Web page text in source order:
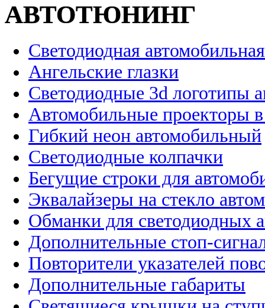
АВТОТЮНИНГ
Светодиодная
Ангельские глазки
Светодиодные 3d логотипы
Автомобильные проекторы
Гибкий неон автомобильный
Светодиодные колпачки
Бегущие строки для
Эквалайзеры на стекло
Обманки для светодиодных
Дополнительные стоп-
Повторители указателей
Дополнительные габариты